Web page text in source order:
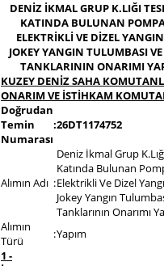
DENİZ İKMAL GRUP K.LIĞI
KATINDA BULUNAN
ELEKTRİKLİ VE DİZEL
JOKEY YANGIN TULUMBASI
TANKLARININ ONARIMI
KUZEY DENİZ SAHA
ONARIM VE İSTİHKAM
Doğrudan
Temin
Numarası
:26DT1174752
Alımın Adı :
Deniz İkmal Grup
Katında Bulunan
Elektrikli Ve Dizel
Jokey Yangın
Tanklarının Onarımı
Alımın
Türü
:Yapım
1 -